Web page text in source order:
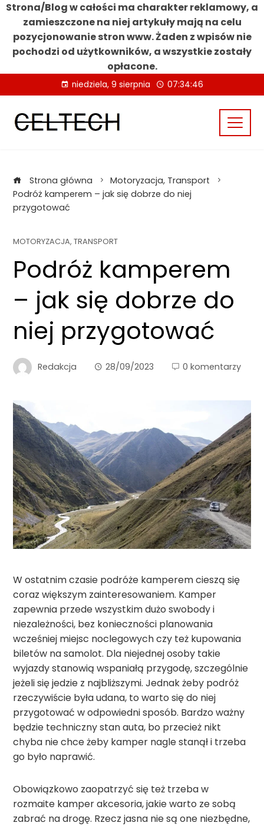
Strona/Blog w całości ma charakter reklamowy, a
zamieszczone na niej artykuły mają na celu
pozycjonowanie stron www. Żaden z wpisów nie
pochodzi od użytkowników, a wszystkie zostały
opłacone.
to
content
niedziela, 9 sierpnia 07:34:46
Strona główna
Motoryzacja, Transport
Podróż kamperem – jak się dobrze do niej
przygotować
MOTORYZACJA, TRANSPORT
Podróż kamperem
– jak się dobrze do
niej przygotować
Redakcja 28/09/2023 0 komentarzy
W ostatnim czasie podróże kamperem cieszą się
coraz większym zainteresowaniem. Kamper
zapewnia przede wszystkim dużo swobody i
niezależności, bez konieczności planowania
wcześniej miejsc noclegowych czy też kupowania
biletów na samolot. Dla niejednej osoby takie
wyjazdy stanowią wspaniałą przygodę, szczególnie
jeżeli się jedzie z najbliższymi. Jednak żeby podróż
rzeczywiście była udana, to warto się do niej
przygotować w odpowiedni sposób. Bardzo ważny
będzie techniczny stan auta, bo przecież nikt
chyba nie chce żeby kamper nagle stanął i trzeba
go było naprawić.
Obowiązkowo zaopatrzyć się też trzeba w
rozmaite kamper akcesoria, jakie warto ze sobą
zabrać na drogę. Rzecz jasna nie są one niezbędne,